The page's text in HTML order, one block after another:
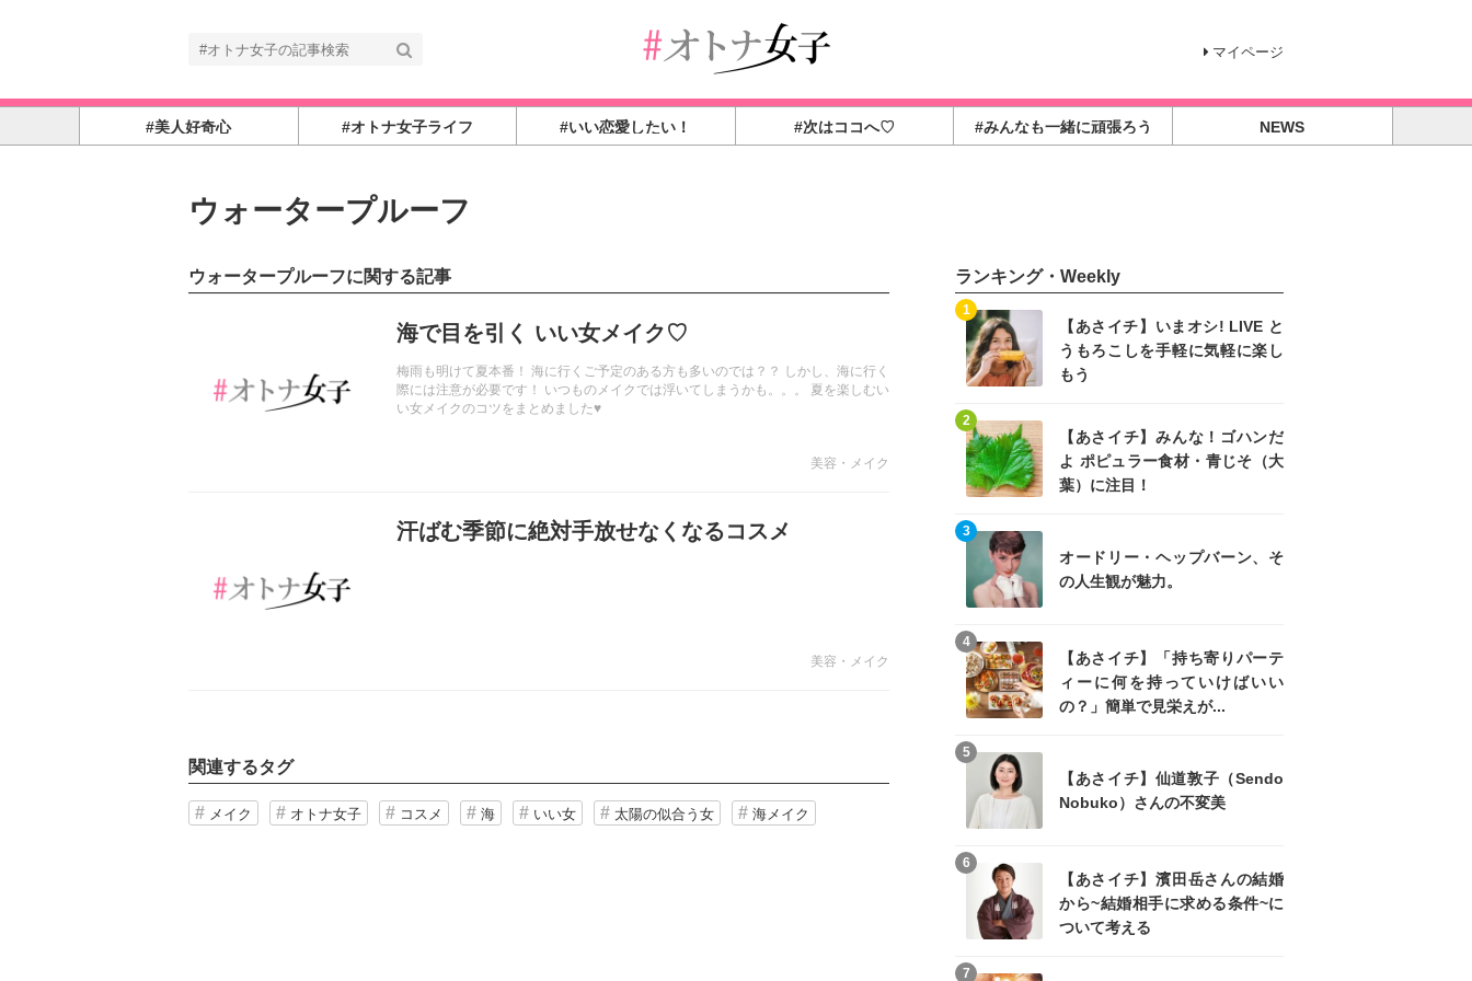
マイページ
#美人好奇心 #オトナ女子ライフ #いい恋愛したい！ #次はココへ♡ #みんなも一緒に頑張ろう NEWS
ウォータープルーフ
ウォータープルーフに関する記事
海で目を引く いい女メイク♡
梅雨も明けて夏本番！ 海に行くご予定のある方も多いのでは？？ しかし、海に行く
際には注意が必要です！ いつものメイクでは浮いてしまうかも。。。 夏を楽しむい
い女メイクのコツをまとめました♥
美容・メイク
汗ばむ季節に絶対手放せなくなるコスメ
美容・メイク
関連するタグ
メイク オトナ女子 コスメ 海 いい女 太陽の似合う女 海メイク
ランキング・Weekly
【あさイチ】いまオシ! LIVE と
うもろこしを手軽に気軽に楽し
もう
1
【あさイチ】みんな！ゴハンだ
よ ポピュラー食材・青じそ（大
葉）に注目！
2
オードリー・ヘップバーン、そ
の人生観が魅力。
3
【あさイチ】「持ち寄りパーテ
ィーに何を持っていけばいい
の？」簡単で見栄えが...
4
【あさイチ】仙道敦子（Sendo
Nobuko）さんの不変美
5
【あさイチ】濱田岳さんの結婚
から~結婚相手に求める条件~に
ついて考える
6
7